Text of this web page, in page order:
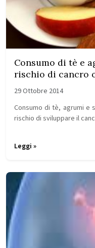
Consumo di tè e
rischio di cancro
29 Ottobre 2014
Consumo di tè, agrumi e
rischio di sviluppare il
Leggi »